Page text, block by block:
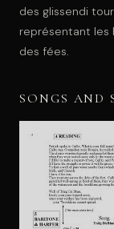
des glissendi
représentant les
des fées.
SONGS AND